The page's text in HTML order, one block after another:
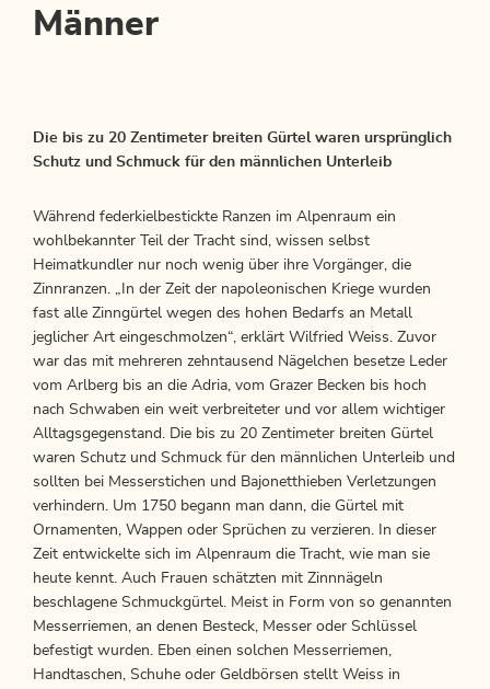
Männer
Die bis zu 20 Zentimeter breiten Gürtel waren ursprünglich
Schutz und Schmuck für den männlichen Unterleib
Während federkielbestickte Ranzen im Alpenraum ein
wohlbekannter Teil der Tracht sind, wissen selbst
Heimatkundler nur noch wenig über ihre Vorgänger, die
Zinnranzen. „In der Zeit der napoleonischen Kriege wurden
fast alle Zinngürtel wegen des hohen Bedarfs an Metall
jeglicher Art eingeschmolzen“, erklärt Wilfried Weiss. Zuvor
war das mit mehreren zehntausend Nägelchen besetze Leder
vom Arlberg bis an die Adria, vom Grazer Becken bis hoch
nach Schwaben ein weit verbreiteter und vor allem wichtiger
Alltagsgegenstand. Die bis zu 20 Zentimeter breiten Gürtel
waren Schutz und Schmuck für den männlichen Unterleib und
sollten bei Messerstichen und Bajonetthieben Verletzungen
verhindern. Um 1750 begann man dann, die Gürtel mit
Ornamenten, Wappen oder Sprüchen zu verzieren. In dieser
Zeit entwickelte sich im Alpenraum die Tracht, wie man sie
heute kennt. Auch Frauen schätzten mit Zinnnägeln
beschlagene Schmuckgürtel. Meist in Form von so genannten
Messerriemen, an denen Besteck, Messer oder Schlüssel
befestigt wurden. Eben einen solchen Messerriemen,
Handtaschen, Schuhe oder Geldbörsen stellt Weiss in